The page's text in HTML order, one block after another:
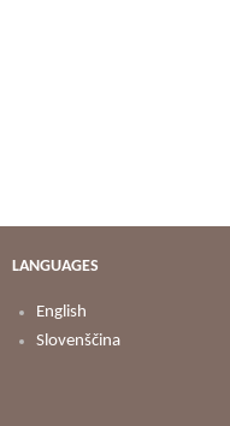
LANGUAGES
English
Slovenščina